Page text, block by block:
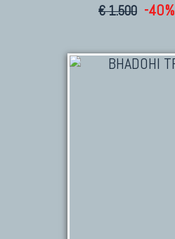
€ 1.500 -40%